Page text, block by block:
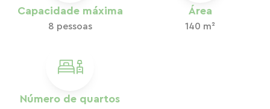
Capacidade máxima
8 pessoas
Área
140 m²
Número de quartos